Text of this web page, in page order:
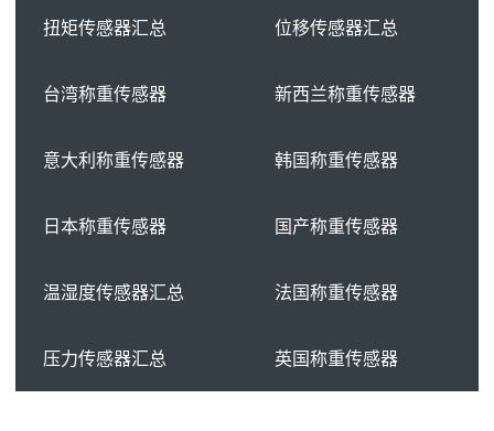
扭矩传感器汇总 位移传感器汇总
台湾称重传感器 新西兰称重传感器
意大利称重传感器 韩国称重传感器
日本称重传感器 国产称重传感器
温湿度传感器汇总 法国称重传感器
压力传感器汇总 英国称重传感器